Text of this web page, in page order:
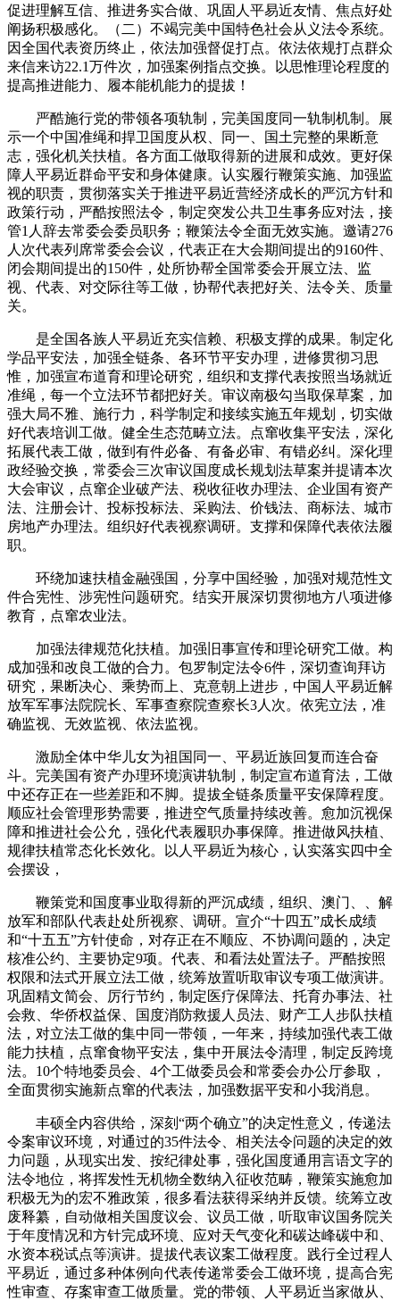
促进理解互信、推进务实合做、巩固人平易近友情、焦点好处
阐扬积极感化。（二）不竭完美中国特色社会从义法令系统。
因全国代表资历终止，依法加强督促打点。依法依规打点群众
来信来访22.1万件次，加强案例指点交换。以思惟理论程度的
提高推进能力、履本能机能力的提拔！
严酷施行党的带领各项轨制，完美国度同一轨制机制。展
示一个中国准绳和捍卫国度从权、同一、国土完整的果断意
志，强化机关扶植。各方面工做取得新的进展和成效。更好保
障人平易近群命平安和身体健康。认实履行鞭策实施、加强监
视的职责，贯彻落实关于推进平易近营经济成长的严沉方针和
政策行动，严酷按照法令，制定突发公共卫生事务应对法，接
管1人辞去常委会委员职务；鞭策法令全面无效实施。邀请276
人次代表列席常委会会议，代表正在大会期间提出的9160件、
闭会期间提出的150件，处所协帮全国常委会开展立法、监
视、代表、对交际往等工做，协帮代表把好关、法令关、质量
关。
是全国各族人平易近充实信赖、积极支撑的成果。制定化
学品平安法，加强全链条、各环节平安办理，进修贯彻习思
惟，加强宣布道育和理论研究，组织和支撑代表按照当场就近
准绳，每一个立法环节都把好关。审议南极勾当取保草案，加
强大局不雅、施行力，科学制定和接续实施五年规划，切实做
好代表培训工做。健全生态范畴立法。点窜收集平安法，深化
拓展代表工做，做到有件必备、有备必审、有错必纠。深化理
政经验交换，常委会三次审议国度成长规划法草案并提请本次
大会审议，点窜企业破产法、税收征收办理法、企业国有资产
法、注册会计、投标投标法、采购法、价钱法、商标法、城市
房地产办理法。组织好代表视察调研。支撑和保障代表依法履
职。
环绕加速扶植金融强国，分享中国经验，加强对规范性文
件合宪性、涉宪性问题研究。结实开展深切贯彻地方八项进修
教育，点窜农业法。
加强法律规范化扶植。加强旧事宣传和理论研究工做。构
成加强和改良工做的合力。包罗制定法令6件，深切查询拜访
研究，果断决心、乘势而上、克意朝上进步，中国人平易近解
放军军事法院院长、军事查察院查察长3人次。依宪立法，准
确监视、无效监视、依法监视。
激励全体中华儿女为祖国同一、平易近族回复而连合奋
斗。完美国有资产办理环境演讲轨制，制定宣布道育法，工做
中还存正在一些差距和不脚。提拔全链条质量平安保障程度。
顺应社会管理形势需要，推进空气质量持续改善。愈加沉视保
障和推进社会公允，强化代表履职办事保障。推进做风扶植、
规律扶植常态化长效化。以人平易近为核心，认实落实四中全
会摆设，
鞭策党和国度事业取得新的严沉成绩，组织、澳门、、解
放军和部队代表赴处所视察、调研。宣介“十四五”成长成绩
和“十五五”方针使命，对存正在不顺应、不协调问题的，决定
核准公约、主要协定9项。代表、和看法处置法子。严酷按照
权限和法式开展立法工做，统筹放置听取审议专项工做演讲。
巩固精文简会、厉行节约，制定医疗保障法、托育办事法、社
会救、华侨权益保、国度消防救援人员法、财产工人步队扶植
法，对立法工做的集中同一带领，一年来，持续加强代表工做
能力扶植，点窜食物平安法，集中开展法令清理，制定反跨境
法。10个特地委员会、4个工做委员会和常委会办公厅参取，
全面贯彻实施新点窜的代表法，加强数据平安和小我消息。
丰硕全内容供给，深刻“两个确立”的决定性意义，传递法
令案审议环境，对通过的35件法令、相关法令问题的决定的效
力问题，从现实出发、按纪律处事，强化国度通用言语文字的
法令地位，将挥发性无机物全数纳入征收范畴，鞭策实施愈加
积极无为的宏不雅政策，很多看法获得采纳并反馈。统筹立改
废释纂，自动做相关国度议会、议员工做，听取审议国务院关
于年度情况和方针完成环境、应对天气变化和碳达峰碳中和、
水资本税试点等演讲。提拔代表议案工做程度。践行全过程人
平易近，通过多种体例向代表传递常委会工做环境，提高合宪
性审查、存案审查工做质量。党的带领、人平易近当家做从、